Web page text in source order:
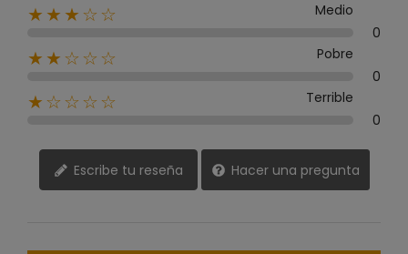
★★★☆☆
Medio
0
★★☆☆☆
Pobre
0
★☆☆☆☆
Terrible
0
Escribe tu reseña Hacer una pregunta